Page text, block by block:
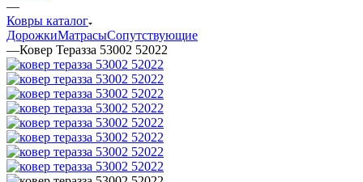
—
Ковры каталог
ДорожкиМатрасыСопутствующие
—Ковер Теразза 53002 52022